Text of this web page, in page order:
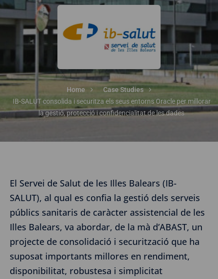
Home
Case Studies
IB-SALUT consolida i securitza els seus entorns Oracle per millorar
la gestió, protecció i confidencialitat de les dades
El Servei de Salut de les Illes Balears (IB-
SALUT), al qual es confia la gestió dels serveis
públics sanitaris de caràcter assistencial de les
Illes Balears, va abordar, de la mà d’ABAST, un
projecte de consolidació i securització que ha
suposat importants millores en rendiment,
disponibilitat, robustesa i simplicitat